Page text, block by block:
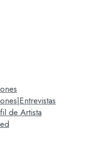
de Artista